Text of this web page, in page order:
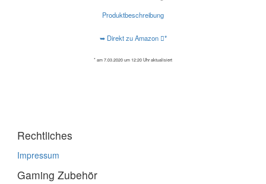
Produktbeschreibung
➥ Direkt zu Amazon *
* am 7.03.2020 um 12:20 Uhr aktualisiert
Rechtliches
Impressum
Gaming Zubehör